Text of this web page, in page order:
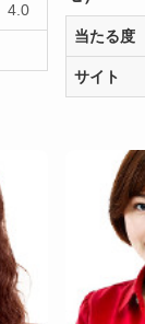
4.0
当たる度
サイト